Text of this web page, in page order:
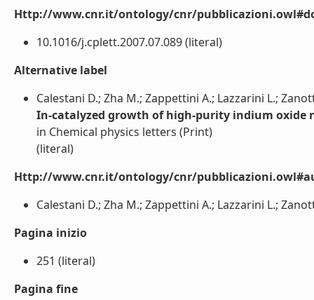
Http://www.cnr.it/ontology/cnr/
10.1016/j.cplett.2007.07.089 (literal)
Alternative label
Calestani D.; Zha M.; Zappettini A.; Lazzarini L.;
In-catalyzed growth of high-purity indium oxide
in Chemical physics letters (Print)
(literal)
Http://www.cnr.it/ontology/cnr/
Calestani D.; Zha M.; Zappettini A.; Lazzarini L.;
Pagina inizio
251 (literal)
Pagina fine